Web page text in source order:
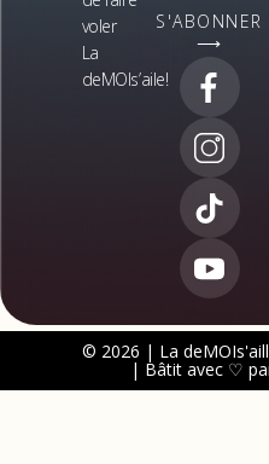
voler
La
deMOIs’aile!
S'ABONNER
⟶
© 2026 | La
| Bâtit avec ♡